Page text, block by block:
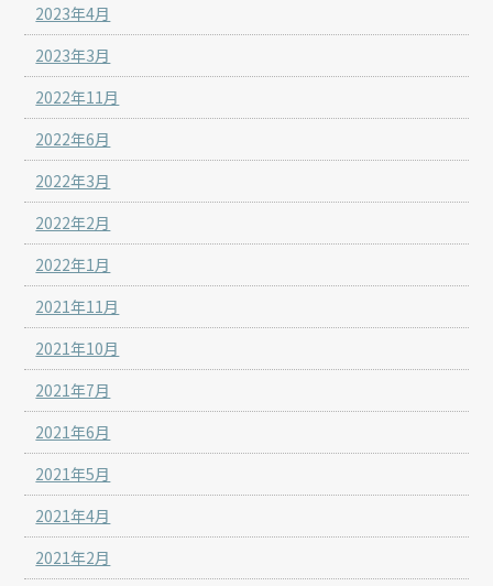
2023年4月
2023年3月
2022年11月
2022年6月
2022年3月
2022年2月
2022年1月
2021年11月
2021年10月
2021年7月
2021年6月
2021年5月
2021年4月
2021年2月